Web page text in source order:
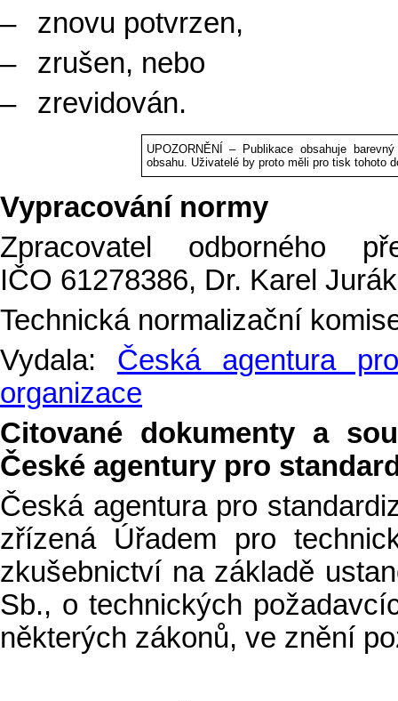
–
znovu potvrzen,
–
zrušen, nebo
–
zrevidován.
UPOZORNĚNÍ – Publikace obsahuje
obsahu. Uživatelé by proto měli pro tisk tohoto
Vypracování normy
Zpracovatel odborného
IČO 61278386, Dr. Karel Jurák
Technická normalizační
Vydala: Česká agentura
organizace
Citované dokumenty a
České agentury pro
Česká agentura pro
zřízená Úřadem pro
zkušebnictví na základě
Sb., o technických
některých zákonů, ve znění